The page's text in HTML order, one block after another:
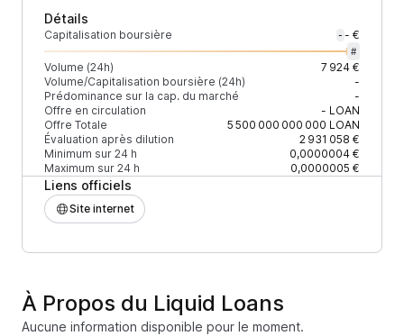
Détails
Capitalisation boursière - - €
#
Volume (24h)
7 924 €
Volume/Capitalisation boursière (24h)
-
Prédominance sur la cap. du marché
-
Offre en circulation
- LOAN
Offre Totale
5 500 000 000 000 LOAN
Évaluation après dilution
2 931 058 €
Minimum sur 24 h
0,0000004 €
Maximum sur 24 h
0,0000005 €
Liens officiels
Site internet
À Propos du Liquid Loans
Aucune information disponible pour le moment.